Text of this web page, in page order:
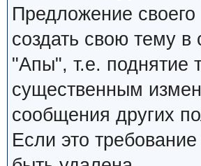
Предложение
создать свою тему в
"Апы", т.е.
существенным
сообщения других
Если это